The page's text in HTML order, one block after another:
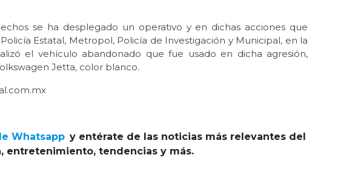
se ha desplegado un operativo y en dichas acciones que
Estatal, Metropol, Policía de Investigación y Municipal, en la
el vehículo abandonado que fue usado en dicha agresión,
Jetta, color blanco.
Whatsapp y entérate de las noticias más relevantes del
entretenimiento, tendencias y más.